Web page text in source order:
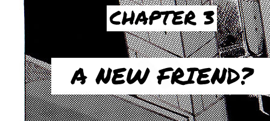
CHAPTER 3
A NEW FRIEND?